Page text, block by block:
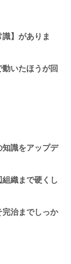
】がありま
動いたほうが回
知識をアップデ
織まで硬くし
完治までしっか